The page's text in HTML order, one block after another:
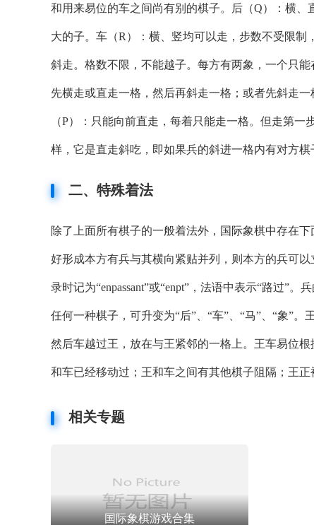
和用来易位的车之间尚有别的棋子。后（Q）：横
大的子。车（R）：横、竖均可以走，步数不受限
斜走。格数不限，不能越子。每方有两象，一个只
先横走或直走一格，然后再斜走一格；或者先斜走
（P）：只能向前直走，每着只能走一格。但走第
样，它是直走斜吃，即如果兵的斜进一格内有对方棋
二、特殊着法
除了上面所有棋子的一般着法外，国际象棋中存在
好形成本方有兵与其横向紧贴并列，则本方的兵可
录时记为“enpassant”或“enpt”，法语中表示“路过”
任何一种棋子，可升变为“后”、“车”、“马”、“象”
然后车越过王，放在与王紧邻的一格上。王车易位
和车已经移动过；王和车之间有其他棋子阻隔；王
相关专题
国际象棋游戏合集